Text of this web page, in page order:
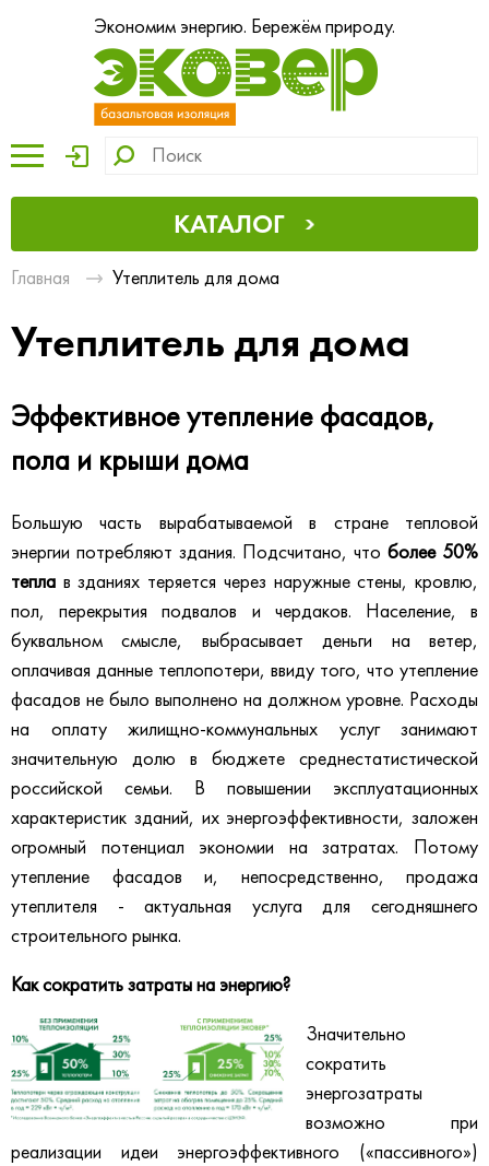
Экономим энергию. Бережём природу.
КАТАЛОГ
Главная Утеплитель для дома
Утеплитель для дома
Эффективное утепление фасадов,
пола и крыши дома
Большую часть вырабатываемой в стране тепловой
энергии потребляют здания. Подсчитано, что более 50%
тепла в зданиях теряется через наружные стены, кровлю,
пол, перекрытия подвалов и чердаков. Население, в
буквальном смысле, выбрасывает деньги на ветер,
оплачивая данные теплопотери, ввиду того, что утепление
фасадов не было выполнено на должном уровне. Расходы
на оплату жилищно-коммунальных услуг занимают
значительную долю в бюджете среднестатистической
российской семьи. В повышении эксплуатационных
характеристик зданий, их энергоэффективности, заложен
огромный потенциал экономии на затратах. Потому
утепление фасадов и, непосредственно, продажа
утеплителя - актуальная услуга для сегодняшнего
строительного рынка.
Как сократить затраты на энергию?
Значительно
сократить
энергозатраты
возможно при
реализации идеи энергоэффективного («пассивного»)